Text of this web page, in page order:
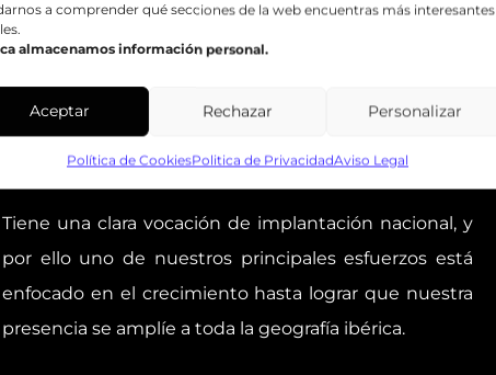
a comprender qué secciones de la web encuentras más interesantes
almacenamos información personal.
Aceptar Rechazar Personalizar
Política de CookiesPolitica de PrivacidadAviso Legal
GRUPO ZENKO
El Grupo Zenko se encuentra entre las principales
Centrales de Compras y Servicios del sector de la
distribución de pintura.
Tiene una clara vocación de implantación nacional, y
por ello uno de nuestros principales esfuerzos está
enfocado en el crecimiento hasta lograr que nuestra
presencia se amplíe a toda la geografía ibérica.